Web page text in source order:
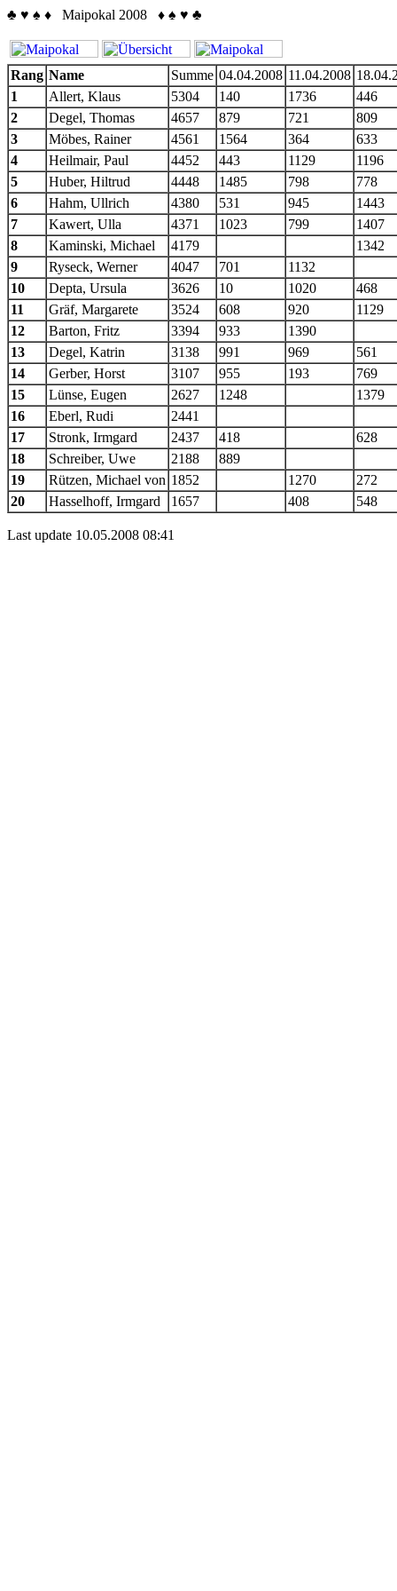
♣ ♥ ♠ ♦ Maipokal 2008 ♦ ♠ ♥ ♣
Rang Name Summe 04.04.2008 11.04.2008
1
Allert, Klaus 5304 140 1736
446
2
Degel, Thomas 4657 879 721
809
3
Möbes, Rainer 4561 1564 364
633
4
Heilmair, Paul 4452 443 1129
1196
5
Huber, Hiltrud 4448 1485 798
778
6
Hahm, Ullrich 4380 531 945
1443
7
Kawert, Ulla 4371 1023 799
1407
8
Kaminski, Michael 4179
1342
9
Ryseck, Werner 4047 701
1132
10
Depta, Ursula 3626 10 1020
468
11
Gräf, Margarete 3524 608 920
1129
12
Barton, Fritz 3394 933
1390
13
Degel, Katrin 3138 991 969
561
14
Gerber, Horst 3107 955 193
769
15
Lünse, Eugen 2627 1248
1379
16
Eberl, Rudi
2441
17
Stronk, Irmgard 2437 418
628
18
Schreiber, Uwe 2188
889
19
Rützen, Michael von 1852 1270
272
20
Hasselhoff, Irmgard 1657 408 548
Last update 10.05.2008 08:41